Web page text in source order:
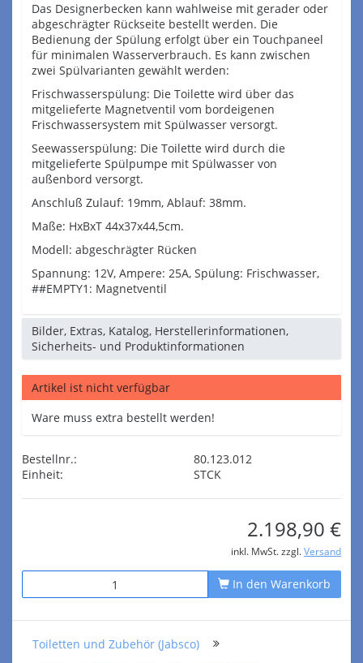
Das Designerbecken kann wahlweise mit gerader oder
abgeschrägter Rückseite bestellt werden. Die
Bedienung der Spülung erfolgt über ein Touchpaneel
für minimalen Wasserverbrauch. Es kann zwischen
zwei Spülvarianten gewählt werden:
Frischwasserspülung: Die Toilette wird über das
mitgelieferte Magnetventil vom bordeigenen
Frischwassersystem mit Spülwasser versorgt.
Seewasserspülung: Die Toilette wird durch die
mitgelieferte Spülpumpe mit Spülwasser von
außenbord versorgt.
Anschluß Zulauf: 19mm, Ablauf: 38mm.
Maße: HxBxT 44x37x44,5cm.
Modell: abgeschrägter Rücken
Spannung: 12V, Ampere: 25A, Spülung: Frischwasser,
##EMPTY1: Magnetventil
Bilder, Extras, Katalog, Herstellerinformationen,
Sicherheits- und Produktinformationen
Artikel ist nicht verfügbar
Ware muss extra bestellt werden!
Bestellnr.:
80.123.012
Einheit:
STCK
2.198,90 €
inkl. MwSt. zzgl. Versand
In den Warenkorb
Toiletten und Zubehör (Jabsco)